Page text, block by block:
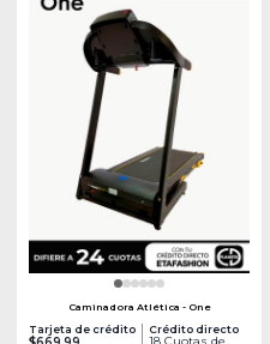
Caminadora Atlética - One
Tarjeta de crédito Crédito directo